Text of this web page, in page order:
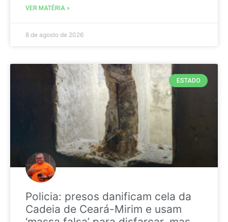
VER MATÉRIA »
8 de agosto de 2026
ESTADO
Policia: presos danificam cela da
Cadeia de Ceará-Mirim e usam